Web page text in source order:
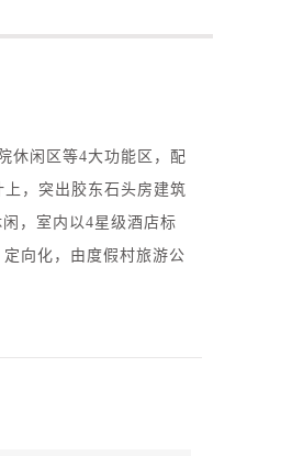
休闲区等4大功能区，配
，突出胶东石头房建筑
，室内以4星级酒店标
向化，由度假村旅游公